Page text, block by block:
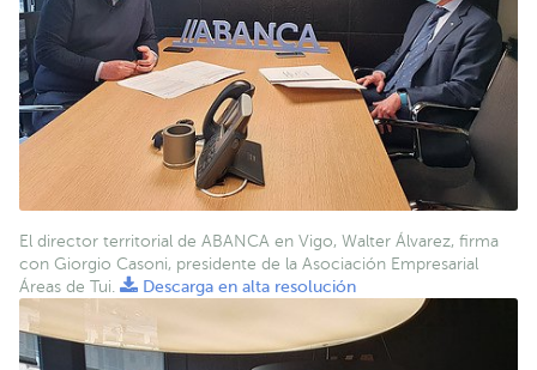
El director territorial de ABANCA en Vigo, Walter Álvarez, firma
con Giorgio Casoni, presidente de la Asociación Empresarial
Áreas de Tui.
Descarga en alta resolución